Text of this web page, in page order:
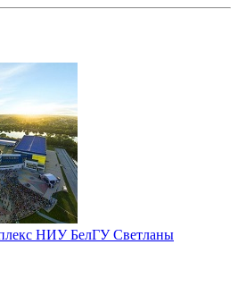
НИУ БелГУ Светланы